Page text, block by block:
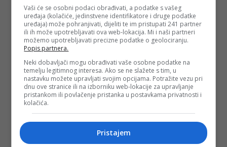
Vaši će se osobni podaci obrađivati, a podatke s vašeg
uređaja (kolačiće, jedinstvene identifikatore i druge podatke
uređaja) može pohranjivati, dijeliti te im pristupati 241 partner
ili ih može upotrebljavati ova web-lokacija. Mi i naši partneri
možemo upotrebljavati precizne podatke o geolociranju.
Popis partnera.
Neki dobavljači mogu obrađivati vaše osobne podatke na
temelju legitimnog interesa. Ako se ne slažete s tim, u
nastavku možete upravljati svojim opcijama. Potražite vezu pri
dnu ove stranice ili na izborniku web-lokacije za upravljanje
pristankom ili povlačenje pristanka u postavkama privatnosti i
kolačića.
Pristajem